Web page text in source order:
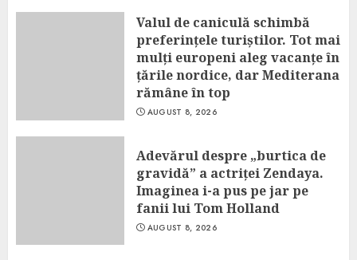
Valul de caniculă schimbă
preferințele turiștilor. Tot mai
mulți europeni aleg vacanțe în
țările nordice, dar Mediterana
rămâne în top
AUGUST 8, 2026
Adevărul despre „burtica de
gravidă” a actriței Zendaya.
Imaginea i-a pus pe jar pe
fanii lui Tom Holland
AUGUST 8, 2026